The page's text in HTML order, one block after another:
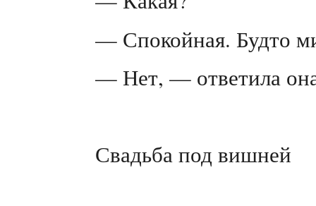
— Спокойная. Будто
— Нет, — ответила
Свадьба под вишней